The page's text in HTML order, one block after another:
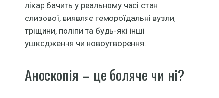
лікар бачить у реальному часі стан
слизової, виявляє гемороїдальні вузли,
тріщини, поліпи та будь-які інші
ушкодження чи новоутворення.
Аноскопія – це боляче чи ні?